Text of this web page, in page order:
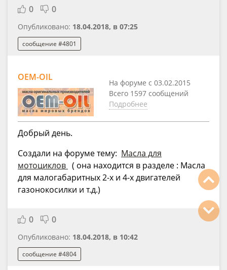
0 0
Опубликовано: 18.04.2018, в 07:25
сообщение #4801
OEM-OIL
На форуме с 03.02.2015
Всего 1597 сообщений
Подробнее
Добрый день.
Создали на форуме тему: Масла для
мотоциклов ( она находится в разделе : Масла
для малогабаритных 2-х и 4-х двигателей
газонокосилки и т.д.)
0 0
Опубликовано: 18.04.2018, в 10:42
сообщение #4804